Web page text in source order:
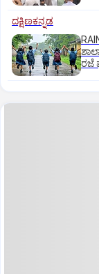
ದಕ್ಷಿಣಕನ್ನಡ
ರಜೆ